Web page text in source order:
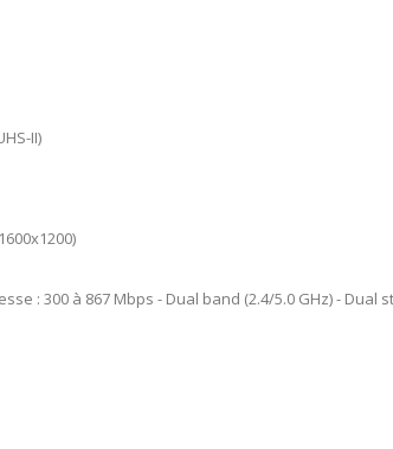
II)
: 300 à 867 Mbps - Dual band (2.4/5.0 GHz) -